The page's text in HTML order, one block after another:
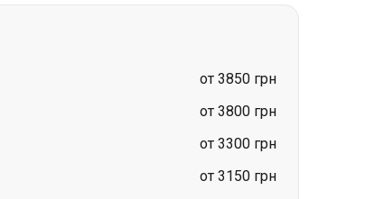
от 3850 грн
от 3800 грн
от 3300 грн
от 3150 грн